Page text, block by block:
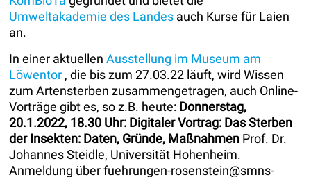
Umweltakademie des Landes auch Kurse für Laien
an.
In einer aktuellenAusstellung im Museum am
Löwentor , die bis zum 27.03.22 läuft, wird Wissen
zum Artensterben zusammengetragen, auch Online-
Vorträge gibt es, so z.B. heute: Donnerstag,
20.1.2022, 18.30 Uhr: Digitaler Vortrag: Das Sterben
der Insekten: Daten, Gründe, Maßnahmen Prof. Dr.
Johannes Steidle, Universität Hohenheim.
Anmeldung über fuehrungen-rosenstein@smns-